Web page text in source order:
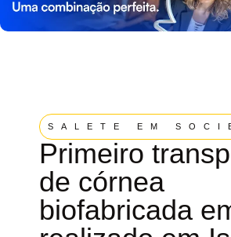
SALETE EM
Primeiro
de córnea
biofabricada